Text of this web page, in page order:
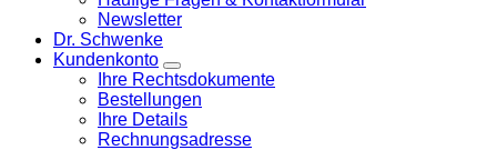
Newsletter
Dr. Schwenke
Kundenkonto
Ihre Rechtsdokumente
Bestellungen
Ihre Details
Rechnungsadresse